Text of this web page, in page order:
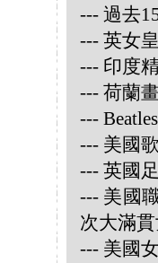
--- 過去
--- 英女
--- 印度
--- 荷蘭
---
--- 美國
--- 英國
--- 美國
次大滿貫
--- 美國